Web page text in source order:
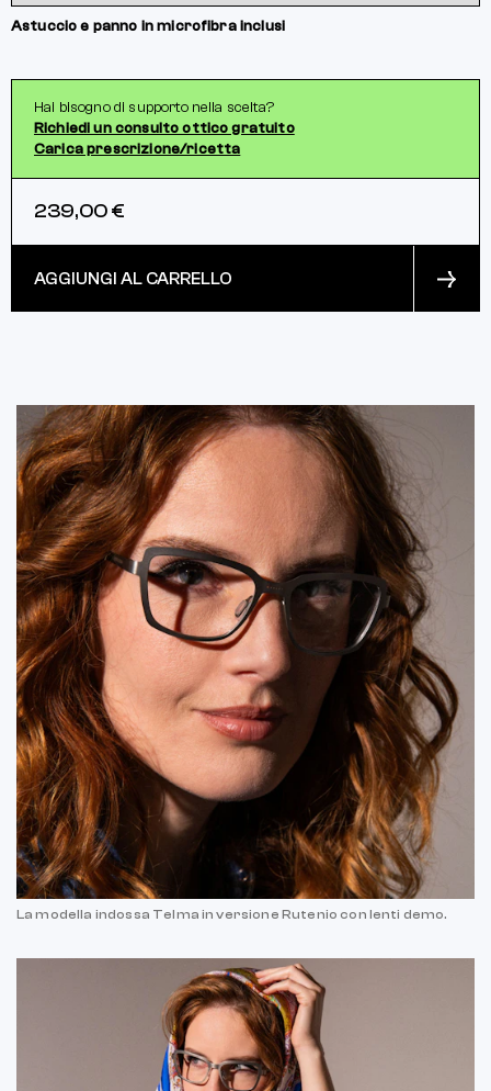
Astuccio e panno in microfibra inclusi
Hai bisogno di supporto nella scelta?
Richiedi un consulto ottico gratuito
Carica prescrizione/ricetta
239,00 €
AGGIUNGI AL CARRELLO
La modella indossa Telma in versione Rutenio con lenti demo.